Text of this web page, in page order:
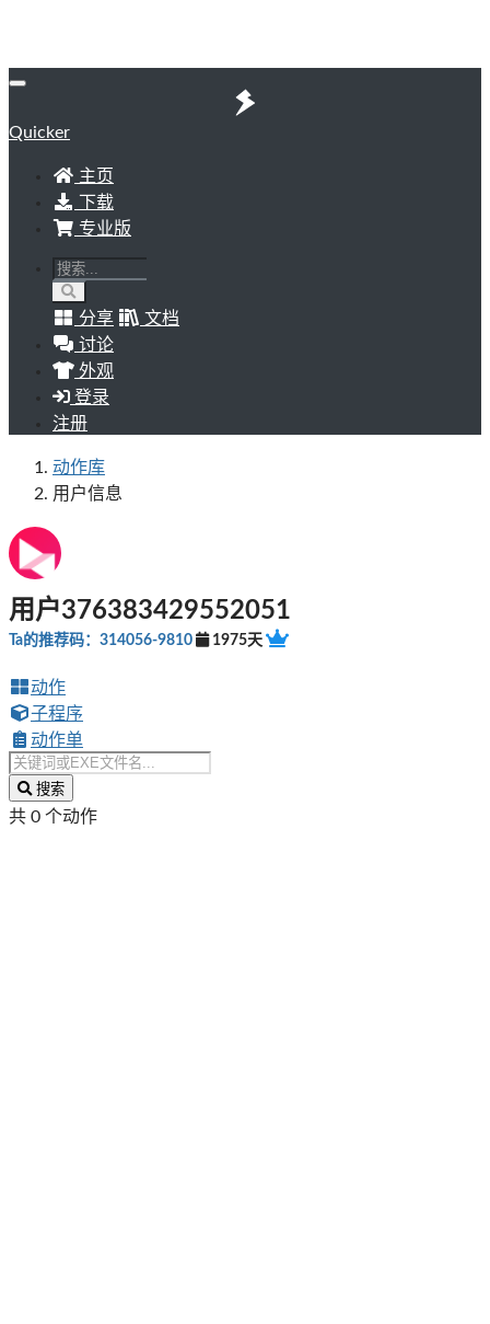
Quicker
主页
下载
专业版
分享
文档
讨论
外观
登录
注册
动作库
用户信息
用户376383429552051
Ta的推荐码：314056-9810 1975天
动作
子程序
动作单
搜索
共 0 个动作